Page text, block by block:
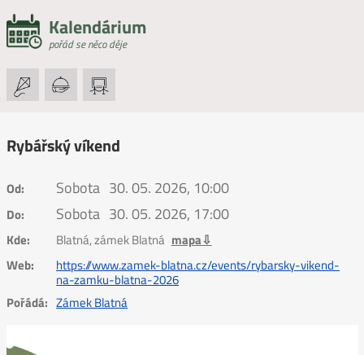
Kalendárium
pořád se něco děje
Rybářský víkend
Od: Sobota 30. 05. 2026, 10:00
Do: Sobota 30. 05. 2026, 17:00
Kde: Blatná, zámek Blatná mapa⇩
Web:
https://www.zamek-blatna.cz/events/rybarsky-vikend-
na-zamku-blatna-2026
Pořádá: Zámek Blatná